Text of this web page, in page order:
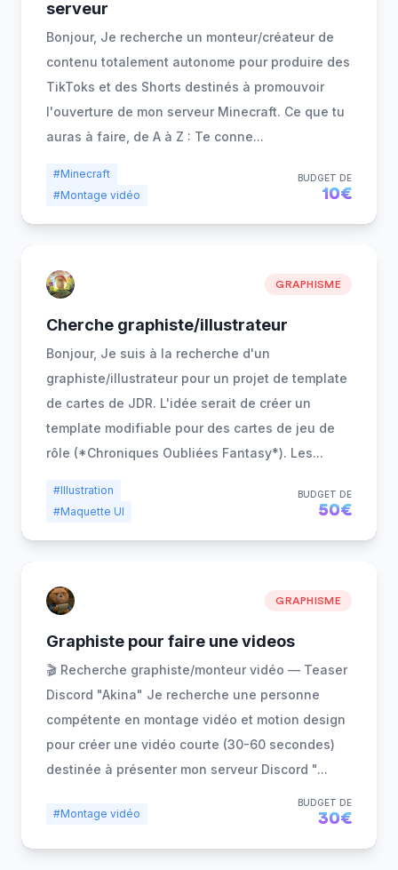
serveur
Bonjour, Je recherche un monteur/créateur de
contenu totalement autonome pour produire des
TikToks et des Shorts destinés à promouvoir
l'ouverture de mon serveur Minecraft. Ce que tu
auras à faire, de A à Z : Te conne...
#Minecraft
#Montage vidéo
BUDGET DE
10€
GRAPHISME
Cherche graphiste/illustrateur
Bonjour, Je suis à la recherche d'un
graphiste/illustrateur pour un projet de template
de cartes de JDR. L'idée serait de créer un
template modifiable pour des cartes de jeu de
rôle (*Chroniques Oubliées Fantasy*). Les...
#Illustration
#Maquette UI
BUDGET DE
50€
GRAPHISME
Graphiste pour faire une videos
🎬 Recherche graphiste/monteur vidéo — Teaser
Discord "Akina" Je recherche une personne
compétente en montage vidéo et motion design
pour créer une vidéo courte (30-60 secondes)
destinée à présenter mon serveur Discord "...
#Montage vidéo
BUDGET DE
30€